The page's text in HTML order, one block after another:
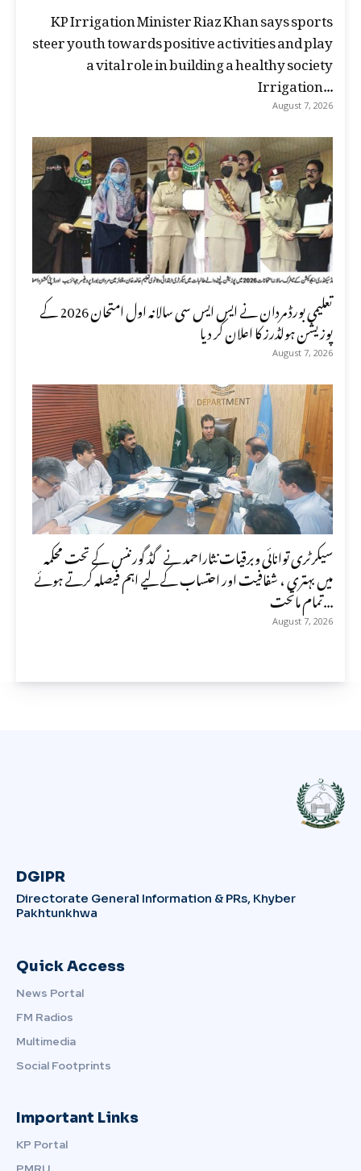
KP Irrigation Minister Riaz Khan says sports
steer youth towards positive activities and play
a vital role in building a healthy society
Irrigation...
August 7, 2026
تعلیمی بورڈ مردان نے ایس ایس سی سالانہ اول امتحان 2026 کے
پوزیشن ہولڈرز کا اعلان کر دیا
August 7, 2026
سیکرٹری توانائی وبرقیات نثاراحمد نے گڈ گورننس کے تحت محکمہ
میں بہتری ، شفافیت اور احتساب کے لیے اہم فیصلہ کرتے ہوئے
تمام ماتحت...
August 7, 2026
DGIPR
Directorate General Information & PRs, Khyber
Pakhtunkhwa
Quick Access
News Portal
FM Radios
Multimedia
Social Footprints
Important Links
KP Portal